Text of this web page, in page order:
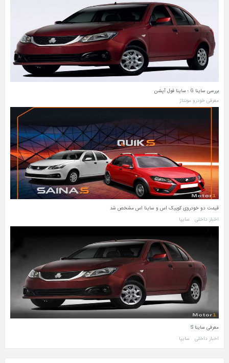
بررسی ساینا G ؛ ساینا فول آپشن
معرفی خودرو مونتاژ
قیمت دو خودروی کوییک اس و ساینا اس مشخص شد
اخبار داخلی
سایپا
معرفی ساینا S
اخبار داخلی
سایپا